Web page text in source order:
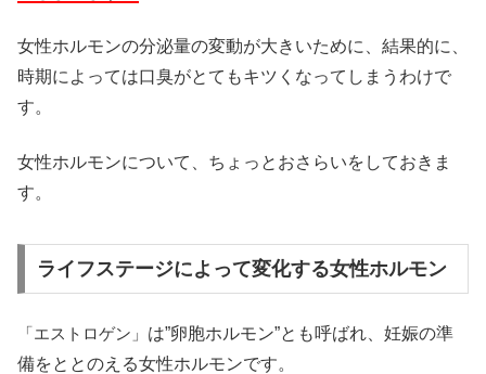
女性ホルモンの分泌量の変動が大きいために、結果的に、
時期によっては口臭がとてもキツくなってしまうわけで
す。
女性ホルモンについて、ちょっとおさらいをしておきま
す。
ライフステージによって変化する女性ホルモン
「エストロゲン」 は”卵胞ホルモン”とも呼ばれ、妊娠の準
備をととのえる女性ホルモンです。